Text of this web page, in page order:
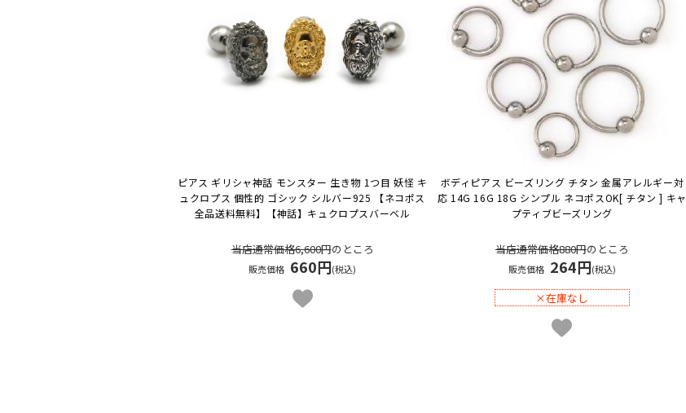
ピアス ギリシャ神話 モンスター 生き物 1つ目 妖怪 キ
ュクロプス 個性的 ゴシック シルバー925 【ネコポス
全品送料無料】
【神話】キュクロプスバーベル
当店通常価格6,600円のところ
販売価格 660円(税込)
ボディピアス ビーズリング チタン 金属アレルギー対
応 14G 16G 18G シンプル ネコポスOK[ チタン ] キャ
プティブビーズリング
当店通常価格880円のところ
販売価格 264円(税込)
×在庫なし